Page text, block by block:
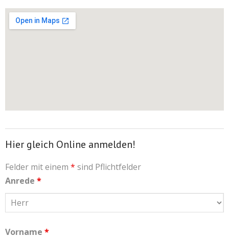
Hier gleich Online anmelden!
Felder mit einem * sind Pflichtfelder
Anrede *
Vorname *